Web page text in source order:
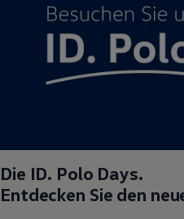
Updates für
Über Ihr Auto
Volkswagen
Warn- und
Lifestyle
Transport
Familie
Die ID. Polo Days.
Entdecken Sie den